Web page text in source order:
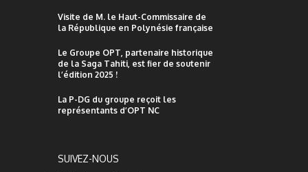
Visite de M. le Haut-Commissaire de
la République en Polynésie française
Le Groupe OPT, partenaire historique
de la Saga Tahiti, est fier de soutenir
l’édition 2025 !
La P-DG du groupe reçoit les
représentants d’OPT NC
SUIVEZ-NOUS